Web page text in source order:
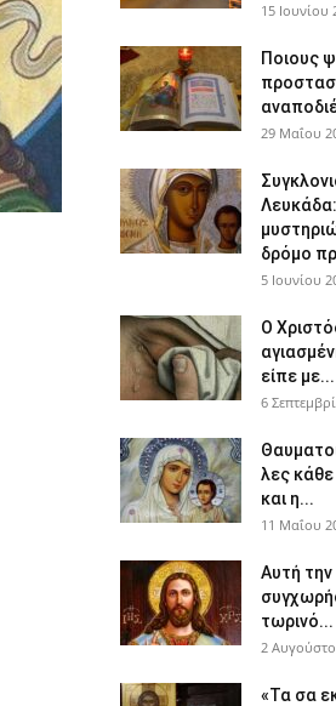
15 Ιουνίου
Ποιους
29 Μαΐου
δρόμο
5 Ιουνίου
Ο
είπε με...
6
λες κάθε
και η...
11 Μαΐου
Αυτή την
τωρινό...
2
«Τα σα